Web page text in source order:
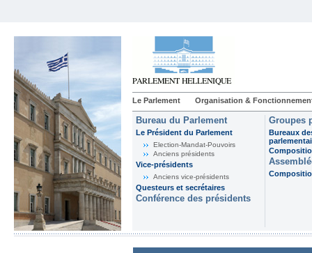
Le Parlement Organisation &
Bureau du Parlement
Le Président du Parlement
Election-Mandat-Pouvoirs
Anciens présidents
Vice-présidents
Anciens vice-présidents
Questeurs et secrétaires
Conférence des présidents
Groupes
Bureaux